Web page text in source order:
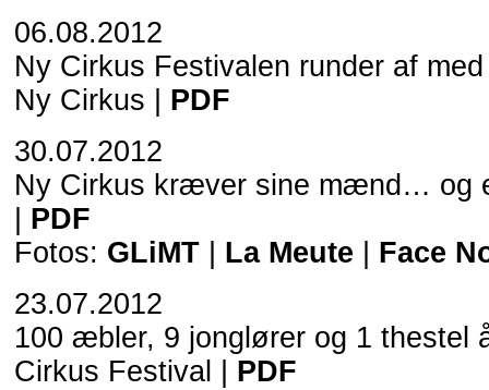
06.08.2012
Ny Cirkus Festivalen runder af
Ny Cirkus | PDF
30.07.2012
Ny Cirkus kræver sine mænd… og
PDF
Fotos: GLiMT| La Meute
Face
23.07.2012
100 æbler, 9 jonglører og 1 thestel
Cirkus Festival | PDF